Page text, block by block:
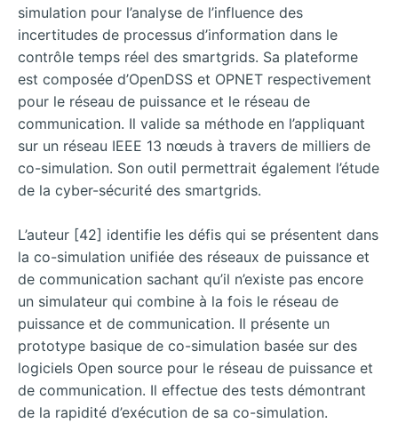
simulation pour l’analyse de l’influence des
incertitudes de processus d’information dans le
contrôle temps réel des smartgrids. Sa plateforme
est composée d’OpenDSS et OPNET respectivement
pour le réseau de puissance et le réseau de
communication. Il valide sa méthode en l’appliquant
sur un réseau IEEE 13 nœuds à travers de milliers de
co-simulation. Son outil permettrait également l’étude
de la cyber-sécurité des smartgrids.
L’auteur [42] identifie les défis qui se présentent dans
la co-simulation unifiée des réseaux de puissance et
de communication sachant qu’il n’existe pas encore
un simulateur qui combine à la fois le réseau de
puissance et de communication. Il présente un
prototype basique de co-simulation basée sur des
logiciels Open source pour le réseau de puissance et
de communication. Il effectue des tests démontrant
de la rapidité d’exécution de sa co-simulation.